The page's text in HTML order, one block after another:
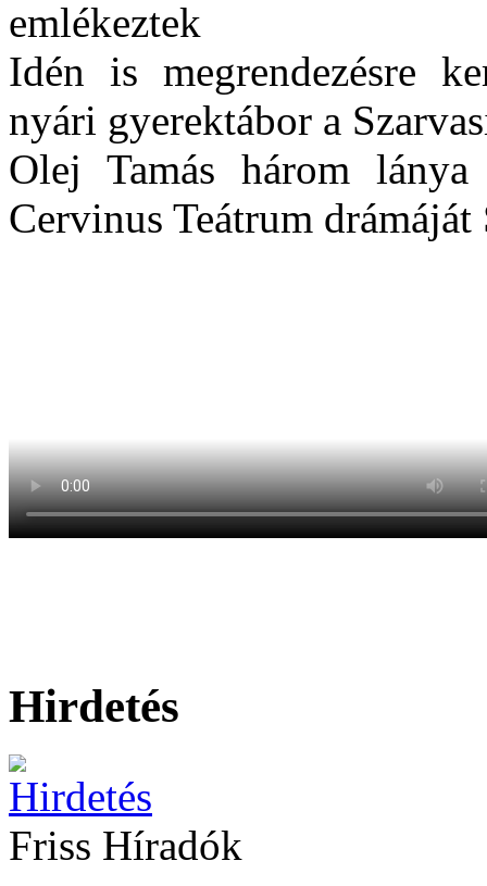
emlékeztek
Idén is megrendezésre
nyári gyerektábor a
Olej Tamás három
Cervinus Teátrum drámáját
Hirdetés
Friss Híradók